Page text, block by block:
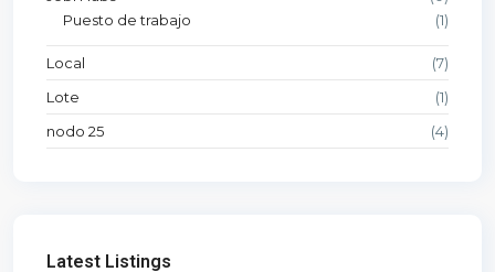
Puesto de trabajo
(1)
Local
(7)
Lote
(1)
nodo 25
(4)
Latest Listings